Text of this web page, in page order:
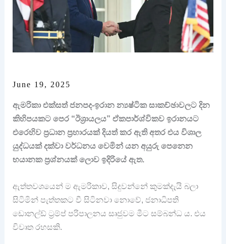
June 19, 2025
ඇමරිකා එක්සත් ජනපද-ඉරාන න්‍යෂ්ටික සාකච්ඡාවලට දින
කිහිපයකට පෙර “ඊශ්‍රායලය” ඒකපාර්ශ්විකව ඉරානයට
එරෙහිව ප්‍රධාන ප්‍රහාරයක් දියත් කර ඇති අතර එය විශාල
යුද්ධයක් දක්වා වර්ධනය වෙමින් යන අයුරු පෙනෙන
භයානක ප්‍රශ්නයක් ලොව ඉදිරියේ ඇත.
ඇත්තවශයෙන් ම ඇමරිකාව‍, සිදුවන්නේ කුමක්දැයි බලා
සිටිමින් පැත්තකට වී සිටිනවා නොවේ, ජනාධිපති
ඩොනල්ඩ් ට්‍රම්ප් පරිපාලනය සෘජුවම මීට සම්බන්ධ ය. එය
විවෘත රහසකි.